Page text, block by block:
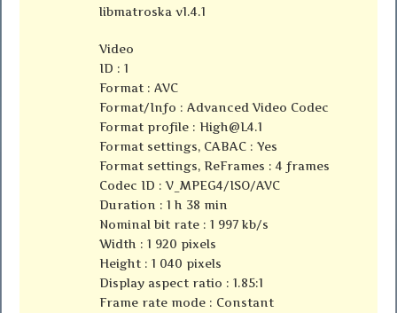
libmatroska v1.4.1
Video
ID : 1
Format : AVC
Format/Info : Advanced Video Codec
Format profile :High@L4.1
Format settings, CABAC : Yes
Format settings, ReFrames : 4 frames
Codec ID : V_MPEG4/ISO/AVC
Duration : 1 h 38 min
Nominal bit rate : 1 997 kb/s
Width : 1 920 pixels
Height : 1 040 pixels
Display aspect ratio : 1.85:1
Frame rate mode : Constant